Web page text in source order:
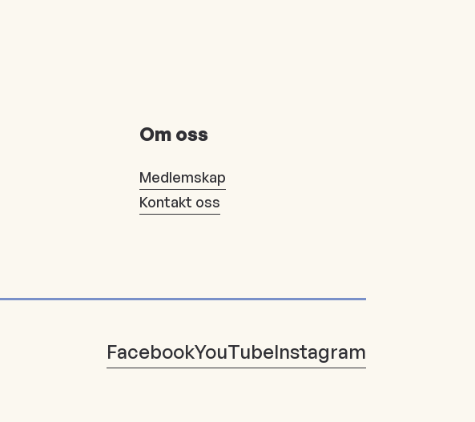
Om oss
Medlemskap
Kontakt oss
FacebookYouTubeInstagram